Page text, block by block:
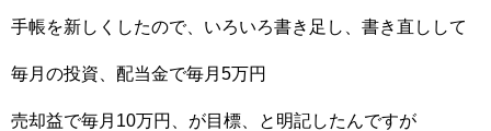
手帳を新しくしたので、いろいろ書き足し、書き直しして
毎月の投資、配当金で毎月5万円
売却益で毎月10万円、が目標、と明記したんですが